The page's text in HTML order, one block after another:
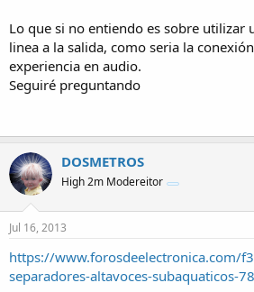
Lo que si no entiendo es sobre utilizar
linea a la salida, como seria la
experiencia en audio.
Seguiré preguntando
DOSMETROS
High 2m Modereitor
Jul 16, 2013
https://www.forosdeelectronica.com/
separadores-altavoces-subaquaticos-